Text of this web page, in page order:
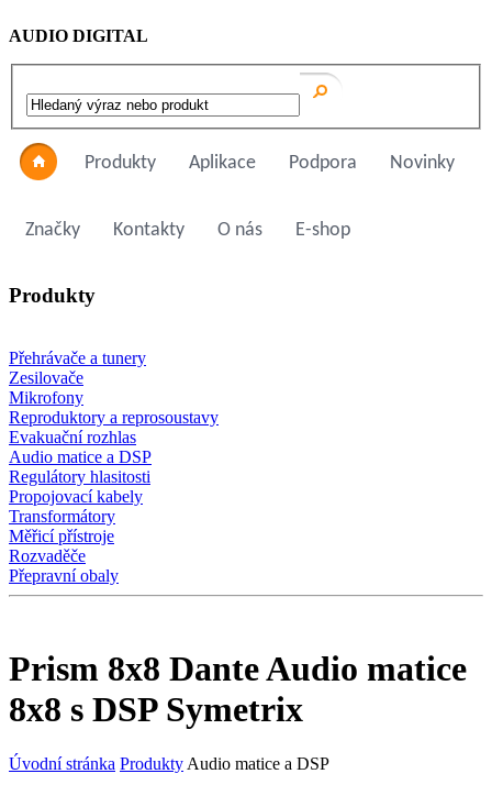
AUDIO DIGITAL
Produkty Aplikace Podpora Novinky
Značky Kontakty O nás E-shop
Produkty
Přehrávače a tunery
Zesilovače
Mikrofony
Reproduktory a reprosoustavy
Evakuační rozhlas
Audio matice a DSP
Regulátory hlasitosti
Propojovací kabely
Transformátory
Měřicí přístroje
Rozvaděče
Přepravní obaly
Prism 8x8 Dante Audio matice
8x8 s DSP Symetrix
Úvodní stránka Produkty Audio matice a DSP